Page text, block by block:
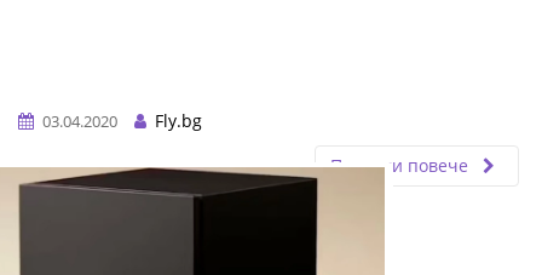
03.04.2020
Fly.bg
Прочети повече